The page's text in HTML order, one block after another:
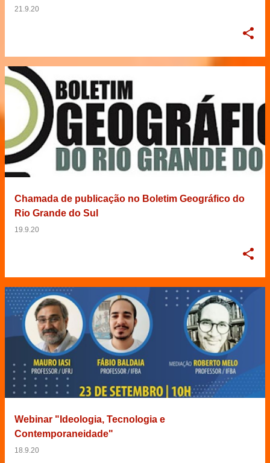
21.9.20
Chamada de publicação no Boletim Geográfico do
Rio Grande do Sul
19.9.20
Webinar "Ideologia, Tecnologia e
Contemporaneidade"
18.9.20